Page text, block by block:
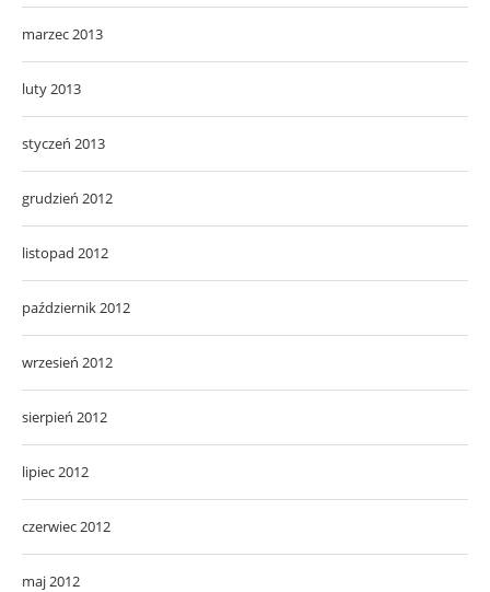
marzec 2013
luty 2013
styczeń 2013
grudzień 2012
listopad 2012
październik 2012
wrzesień 2012
sierpień 2012
lipiec 2012
czerwiec 2012
maj 2012